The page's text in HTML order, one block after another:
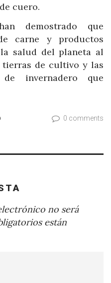
cuero.
demostrado que
carne y productos
salud del planeta al
de cultivo y las
invernadero que
Pinterest 0 comments
no será
están